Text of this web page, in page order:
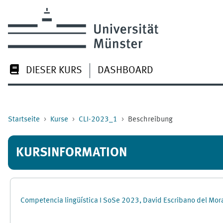
DIESER KURS DASHBOARD
Startseite Kurse CLI-2023_1 Beschreibung
KURSINFORMATION
Competencia lingüística I SoSe 2023, David Escribano del